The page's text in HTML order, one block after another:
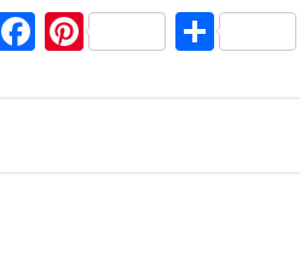
TwitterFacebook
PinterestDelen